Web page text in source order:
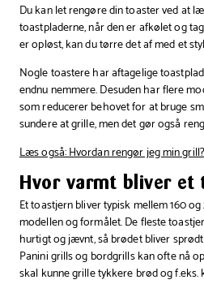
Du kan let rengøre din toaster ved at
toastpladerne, når den er afkølet og
er opløst, kan du tørre det af med et
Nogle toastere har aftagelige
endnu nemmere. Desuden har flere
som reducerer behovet for at bruge
sundere at grille, men det gør også
Læs også: Hvordan rengør jeg min grill?
Hvor varmt bliver et
Et toastjern bliver typisk mellem 160
modellen og formålet. De fleste
hurtigt og jævnt, så brødet bliver
Panini grills og bordgrills kan ofte nå
skal kunne grille tykkere brød og